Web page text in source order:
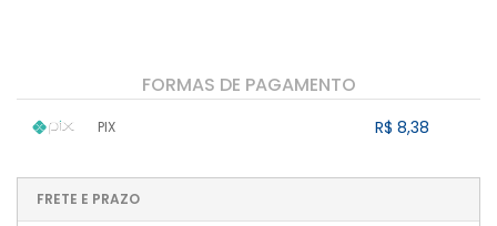
FORMAS DE PAGAMENTO
PIX R$ 8,38
...
....
FRETE E PRAZO